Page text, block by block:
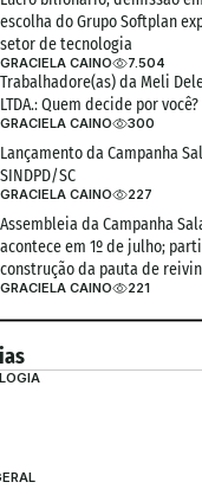
escolha do Grupo Softplan
setor de tecnologia
GRACIELA CAINO 7.504
Trabalhadore(as) da Meli
LTDA.: Quem decide por você?
GRACIELA CAINO 300
Lançamento da Campanha
SINDPD/SC
GRACIELA CAINO 227
Assembleia da Campanha
acontece em 1º de julho;
construção da pauta de
GRACIELA CAINO 221